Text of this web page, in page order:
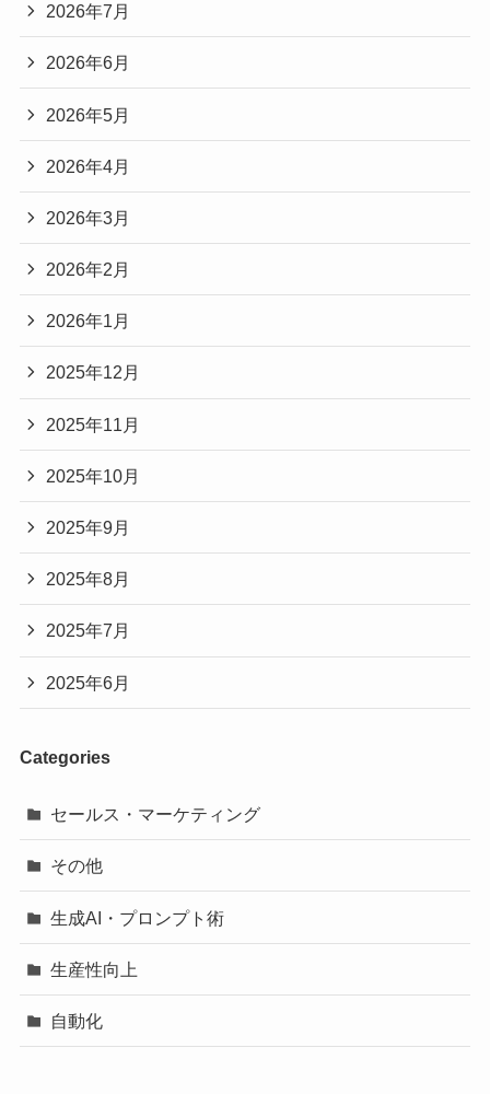
2026年7月
2026年6月
2026年5月
2026年4月
2026年3月
2026年2月
2026年1月
2025年12月
2025年11月
2025年10月
2025年9月
2025年8月
2025年7月
2025年6月
Categories
セールス・マーケティング
その他
生成AI・プロンプト術
生産性向上
自動化